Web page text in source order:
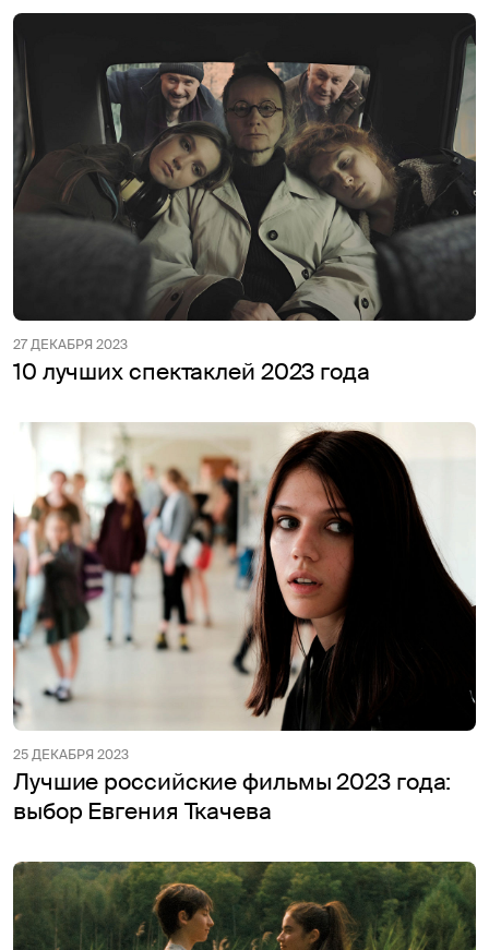
27 ДЕКАБРЯ 2023
10 лучших спектаклей 2023 года
25 ДЕКАБРЯ 2023
Лучшие российские фильмы 2023 года:
выбор Евгения Ткачева